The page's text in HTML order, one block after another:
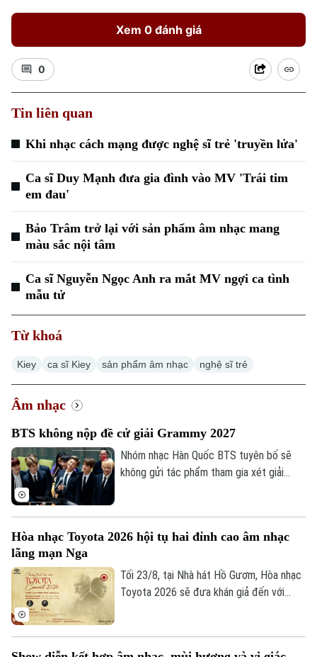
Xem 0 đánh giá
0
Tin liên quan
Khi nhạc cách mạng được nghệ sĩ trẻ 'truyền lửa'
Ca sĩ Duy Mạnh đưa gia đình vào MV 'Trái tim
em đau'
Bảo Trâm trở lại với sản phẩm âm nhạc mang
màu sắc nội tâm
Ca sĩ Nguyễn Ngọc Anh ra mắt MV ngợi ca tình
mẫu tử
Từ khoá
Kiey ca sĩ Kiey sản phẩm âm nhạc nghệ sĩ trẻ
Âm nhạc
BTS không nộp đề cử giải Grammy 2027
Nhóm nhạc Hàn Quốc BTS tuyên bố sẽ
không gửi tác phẩm tham gia xét giải
Hòa nhạc Toyota 2026 hội tụ hai đỉnh cao âm nhạc
lãng mạn Nga
Tối 23/8, tại Nhà hát Hồ Gươm, Hòa nhạc
Toyota 2026 sẽ đưa khán giả đến với